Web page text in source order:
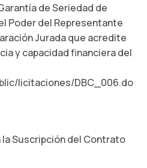
de Seriedad de
Poder del Representante
Jurada que acredite
y capacidad financiera del
licitaciones/DBC_006.do
Suscripción del Contrato